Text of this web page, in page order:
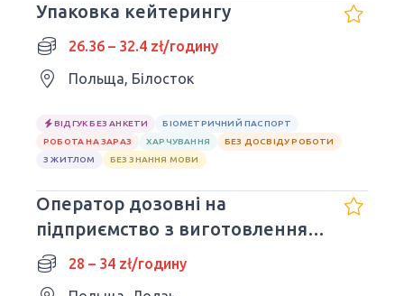
Упаковка кейтерингу
26.36 – 32.4 zł/годину
Польща, Білосток
ВІДГУК БЕЗ АНКЕТИ
БІОМЕТРИЧНИЙ ПАСПОРТ
РОБОТА НА ЗАРАЗ
ХАРЧУВАННЯ
БЕЗ ДОСВІДУ РОБОТИ
З ЖИТЛОМ
БЕЗ ЗНАННЯ МОВИ
Оператор дозовні на
підприємство з виготовлення
солодощів
28 – 34 zł/годину